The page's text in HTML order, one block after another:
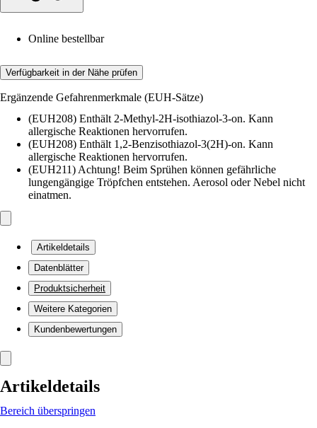
Online bestellbar
Verfügbarkeit in der Nähe prüfen
Ergänzende Gefahrenmerkmale (EUH-Sätze)
(EUH208) Enthält 2-Methyl-2H-isothiazol-3-on. Kann
allergische Reaktionen hervorrufen.
(EUH208) Enthält 1,2-Benzisothiazol-3(2H)-on. Kann
allergische Reaktionen hervorrufen.
(EUH211) Achtung! Beim Sprühen können gefährliche
lungengängige Tröpfchen entstehen. Aerosol oder Nebel nicht
einatmen.
Artikeldetails
Datenblätter
Produktsicherheit
Weitere Kategorien
Kundenbewertungen
Artikeldetails
Bereich überspringen